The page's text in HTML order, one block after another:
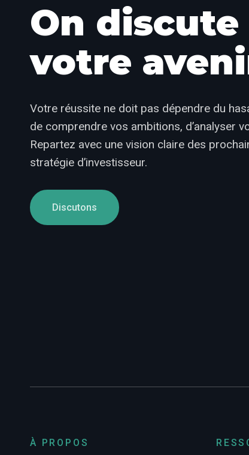
On discute
votre
Votre réussite ne doit pas dépendre du
de comprendre vos ambitions, d’analyser
Repartez avec une vision claire des
stratégie d’investisseur.
Discutons
À PROPOS